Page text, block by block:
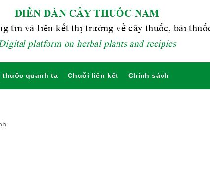
DIỄN ĐÀN CÂY THUỐC NAM
tin và liên kết thị trường về cây thuốc, bài
platform on herbal plants and recipies
thuốc quanh ta Chuỗi liên kết Chính sách